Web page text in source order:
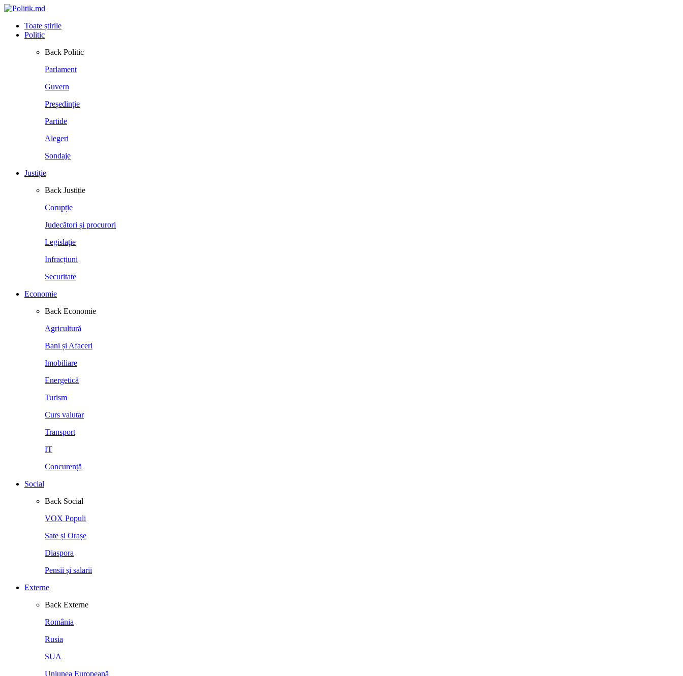
Toate știrile
Politic
Back Politic
Parlament
Guvern
Președinție
Partide
Alegeri
Sondaje
Justiție
Back Justiție
Corupție
Judecători și procurori
Legislație
Infracțiuni
Securitate
Economie
Back Economie
Agricultură
Bani și Afaceri
Imobiliare
Energetică
Turism
Curs valutar
Transport
IT
Concurență
Social
Back Social
VOX Populi
Sate și Orașe
Diaspora
Pensii și salarii
Externe
Back Externe
România
Rusia
SUA
Uniunea Europeană